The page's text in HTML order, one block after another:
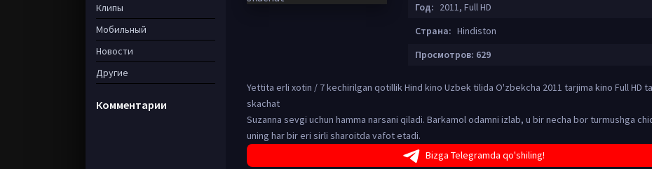
Год: 2011, Full HD
Страна: Hindiston
Просмотров: 629
Yettita erli xotin / 7 kechirilgan qotillik Hind kino Uzbek tilida O'zbekcha 2011 tarjima kino Full HD
skachat
Suzanna sevgi uchun hamma narsani qiladi. Barkamol odamni izlab, u bir necha bor turmushga
uning har bir eri sirli sharoitda vafot etadi.
Bizga Telegramda qo'shiling!
Клипы
Мобильный
Новости
Другие
Комментарии